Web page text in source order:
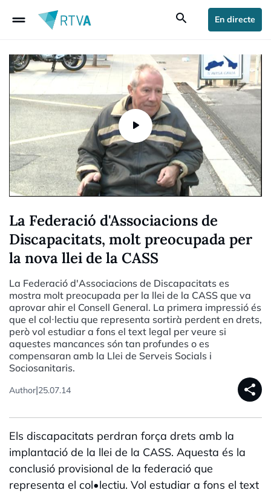
drag_handle search En directe
La Federació d'Associacions de
Discapacitats, molt preocupada per
la nova llei de la CASS
La Federació d'Associacions de Discapacitats es
mostra molt preocupada per la llei de la CASS que va
aprovar ahir el Consell General. La primera impressió és
que el col·lectiu que representa sortirà perdent en drets,
però vol estudiar a fons el text legal per veure si
aquestes mancances són tan profundes o es
compensaran amb la Llei de Serveis Socials i
Sociosanitaris.
Author|25.07.14 share
Els discapacitats perdran força drets amb la
implantació de la llei de la CASS. Aquesta és la
conclusió provisional de la federació que
representa el col•lectiu. Vol estudiar a fons el text